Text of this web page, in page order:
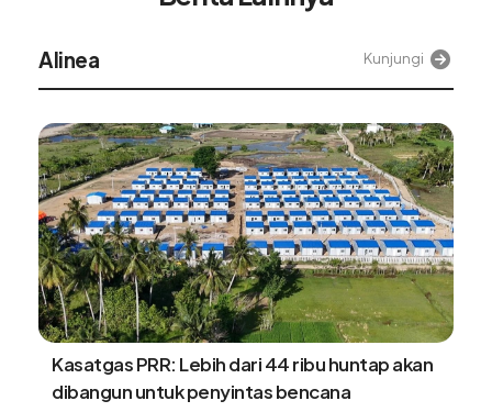
Alinea Kunjungi
Kasatgas PRR: Lebih dari 44 ribu huntap akan
dibangun untuk penyintas bencana